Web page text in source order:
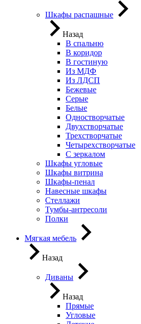
Шкафы распашные
Назад
В спальню
В коридор
В гостиную
Из МДФ
Из ЛДСП
Бежевые
Серые
Белые
Одностворчатые
Двухстворчатые
Трехстворчатые
Четырехстворчатые
С зеркалом
Шкафы угловые
Шкафы витрина
Шкафы-пенал
Навесные шкафы
Стеллажи
Тумбы-антресоли
Полки
Мягкая мебель
Назад
Диваны
Назад
Прямые
Угловые